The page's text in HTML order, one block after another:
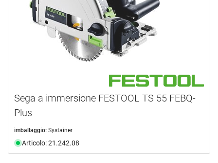
Sega a immersione FESTOOL TS 55 FEBQ-
Plus
imballaggio: Systainer
Articolo: 21.242.08